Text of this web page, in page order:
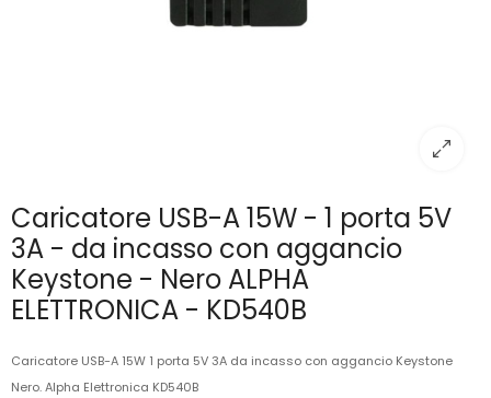
Caricatore USB-A 15W - 1 porta 5V
3A - da incasso con aggancio
Keystone - Nero ALPHA
ELETTRONICA - KD540B
Caricatore USB-A 15W 1 porta 5V 3A da incasso con aggancio Keystone
Nero. Alpha Elettronica KD540B